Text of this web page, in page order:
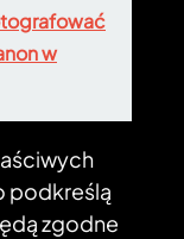
w
podkreślą
zgodne